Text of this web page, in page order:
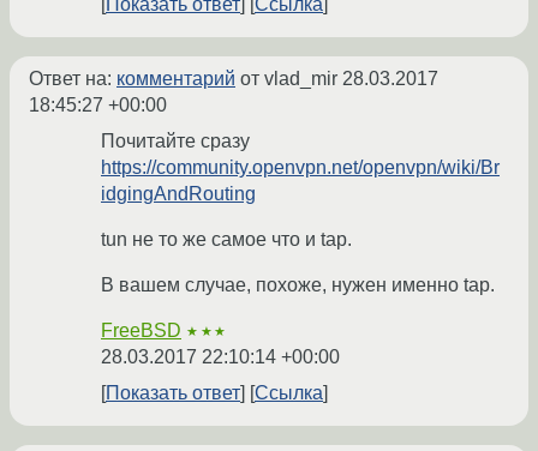
Показать ответ Ссылка
Ответ на: комментарий от vlad_mir 28.03.2017
18:45:27 +00:00
Почитайте сразу
https://community.openvpn.net/openvpn/wiki/Br
idgingAndRouting
tun не то же самое что и tap.
В вашем случае, похоже, нужен именно tap.
FreeBSD ★★★
28.03.2017 22:10:14 +00:00
Показать ответ
Ссылка